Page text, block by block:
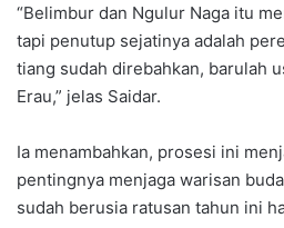
“Belimbur dan Ngulur Naga itu
tapi penutup sejatinya adalah
tiang sudah direbahkan, barulah
Erau,” jelas Saidar.
Ia menambahkan, prosesi ini
pentingnya menjaga warisan
sudah berusia ratusan tahun ini